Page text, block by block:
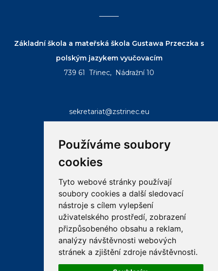
Používáme soubory
cookies
Tyto webové stránky používají
soubory cookies a další sledovací
nástroje s cílem vylepšení
uživatelského prostředí, zobrazení
přizpůsobeného obsahu a reklam,
analýzy návštěvnosti webových
stránek a zjištění zdroje návštěvnosti.
Základní škola a mateřská škola Gustawa Przeczka s
polským jazykem vyučovacím
739 61 Třinec, Nádražní 10
sekretariat@zstrinec.eu
tel.:+420 773 746 958
RYCHLÉ ODKAZY
email bakalar ke
stazeni